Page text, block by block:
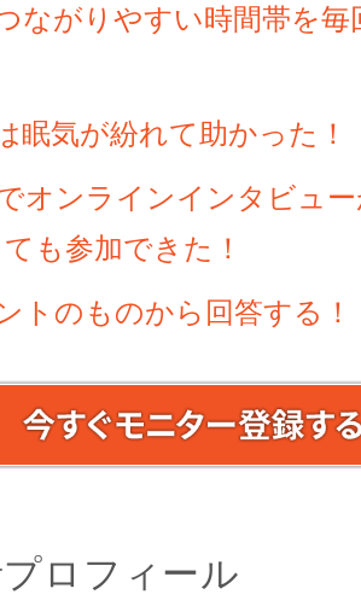
ながりやすい時間帯を毎
眠気が紛れて助かった！
オンラインインタビュ
も参加できた！
トのものから回答する！
ロフィール